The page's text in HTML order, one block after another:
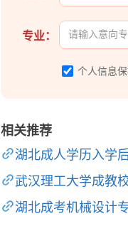
专业：
个人信息
相关推荐
湖北成人学历入学
武汉理工大学成教
湖北成考机械设计